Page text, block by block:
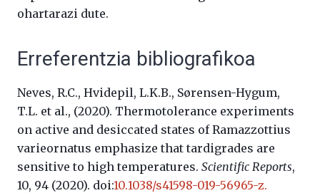
ohartarazi dute.
Erreferentzia bibliografikoa
Neves, R.C., Hvidepil, L.K.B., Sørensen-Hygum,
T.L. et al., (2020). Thermotolerance experiments
on active and desiccated states of Ramazzottius
varieornatus emphasize that tardigrades are
sensitive to high temperatures. Scientific Reports,
10, 94 (2020). doi:10.1038/s41598-019-56965-z.